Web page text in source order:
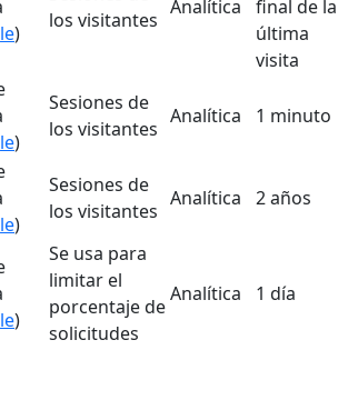
)
los visitantes
Analítica
final de la
última
visita
)
Sesiones de
los visitantes
Analítica 1 minuto
)
Sesiones de
los visitantes
Analítica 2 años
)
Se usa para
limitar el
porcentaje de
solicitudes
Analítica 1 día